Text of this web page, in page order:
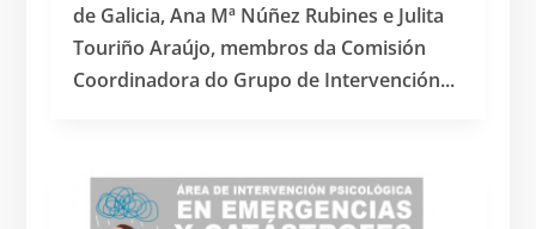
de Galicia, Ana Mª Núñez Rubines e Julita
Touriño Araújo, membros da Comisión
Coordinadora do Grupo de Intervención...